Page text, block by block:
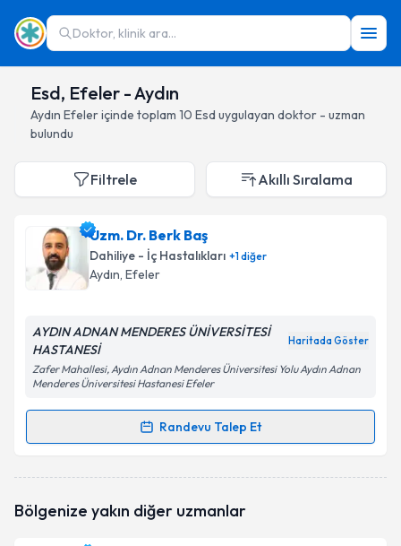
Doktor, klinik ara...
Esd, Efeler - Aydın
Aydın Efeleriçinde toplam 10 Esd uygulayan doktor - uzman
bulundu
Filtrele Akıllı Sıralama
Uzm. Dr. Berk Baş
Dahiliye - İç Hastalıkları +1diğer
Aydın, Efeler
AYDIN ADNAN MENDERES ÜNİVERSİTESİ
HASTANESİ
Haritada Göster
Zafer Mahallesi, Aydın Adnan Menderes Üniversitesi Yolu Aydın Adnan
Menderes Üniversitesi Hastanesi Efeler
Randevu Talep Et
Randevu Takvimi Talebi
oluşturun. Size bu uzmandan randevu almanız için bir
Bölgenize yakın diğer uzmanlar